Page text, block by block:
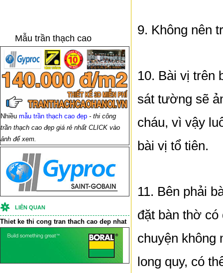
Mẫu trần thạch cao
Nhiều mẫu trần thạch cao đẹp - thi công
trần thạch cao đẹp giá rẻ nhất CLICK vào
ảnh để xem.
LIÊN QUAN
Thiet ke thi cong tran thach cao dep nhat
9. Không nên
10. Bài vị trên
sát tường sẽ
cháu, vì vậy
bài vị tổ tiên.
11. Bên phải
đặt bàn thờ có
chuyện không
long quy, có